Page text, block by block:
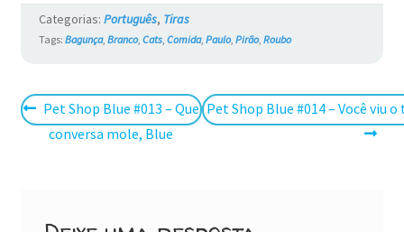
Categorias: Português, Tiras
Tags: Bagunça, Branco, Cats, Comida, Paulo, Pirão, Roubo
Navegação
de
Post
anterior:
Pet Shop Blue #013 – Que
conversa mole, Blue
Próximo
Pet Shop Blue #014 – Você viu